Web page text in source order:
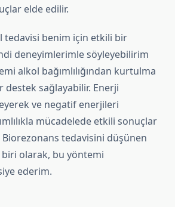
elde edilir.
tedavisi benim için etkili bir
deneyimlerimle söyleyebilirim
alkol bağımlılığından kurtulma
sağlayabilir. Enerji
ve negatif enerjileri
mücadelede etkili sonuçlar
tedavisini düşünen
olarak, bu yöntemi
ederim.